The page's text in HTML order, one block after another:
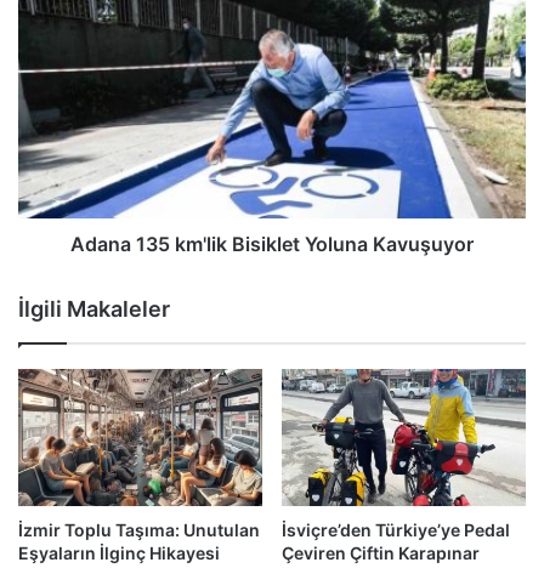
Adana 135 km'lik Bisiklet Yoluna Kavuşuyor
İlgili Makaleler
İzmir Toplu Taşıma: Unutulan
Eşyaların İlginç Hikayesi
İsviçre’den Türkiye’ye Pedal
Çeviren Çiftin Karapınar